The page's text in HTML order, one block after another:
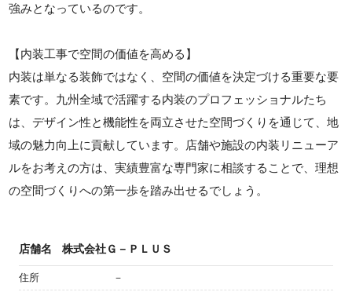
強みとなっているのです。
【内装工事で空間の価値を高める】
内装は単なる装飾ではなく、空間の価値を決定づける重要な要
素です。九州全域で活躍する内装のプロフェッショナルたち
は、デザイン性と機能性を両立させた空間づくりを通じて、地
域の魅力向上に貢献しています。店舗や施設の内装リニューア
ルをお考えの方は、実績豊富な専門家に相談することで、理想
の空間づくりへの第一歩を踏み出せるでしょう。
店舗名 株式会社Ｇ－ＰＬＵＳ
住所 －